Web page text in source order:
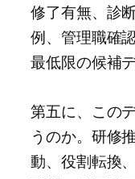
修了有無、診
例、管理職確
最低限の候補
第五に、この
うのか。研修
動、役割転換